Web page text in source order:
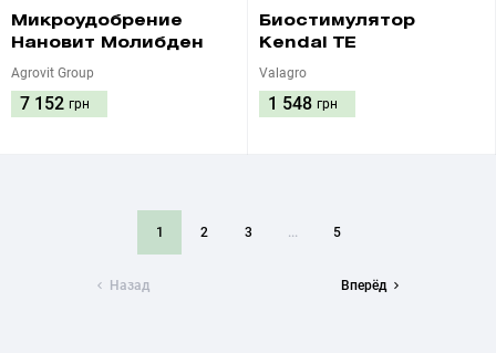
Микроудобрение
Нановит Молибден
Agrovit Group
7 152 грн
Биостимулятор
Kendal TE
Valagro
1 548 грн
Назад
1 2 3 ... 5
Вперёд